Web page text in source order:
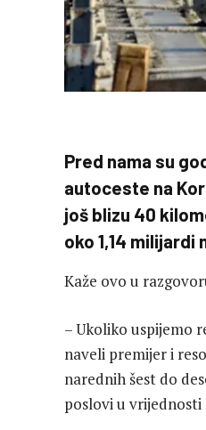
Pred nama su
autoceste na
još blizu 40
oko 1,14 milijardi
Kaže ovo u
– Ukoliko uspijemo
naveli premijer i
narednih šest do
poslovi u vrijednosti